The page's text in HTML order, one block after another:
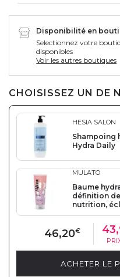
Disponibilité en
Selectionnez votre
disponibles
Voir les autres boutiques
CHOISISSEZ UN DE
HESIA SALON
Shampoing
Hydra Daily
MULATO
Baume
définition
nutrition,
46,20€
ACHETER LE